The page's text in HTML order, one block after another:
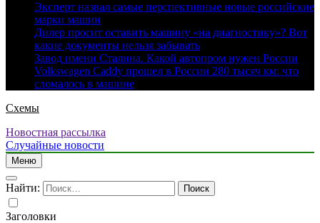
Эксперт назвал самые перспективные новые российские
марки машин
Дилер просит оставить машину «на диагностику»? Вот
какие документы нельзя забывать
Завод имени Сталина. Какой автопром нужен России
Volkswagen Caddy прошел в России 280 тысяч км: что
сломалось в машине
Схемы
Новостная рассылка
Случайные новости
Меню
Найти:
Заголовки